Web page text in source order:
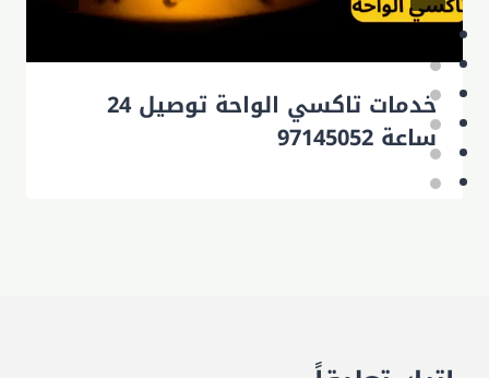
خدمات تاكسي الواحة توصيل 24
ساعة 97145052